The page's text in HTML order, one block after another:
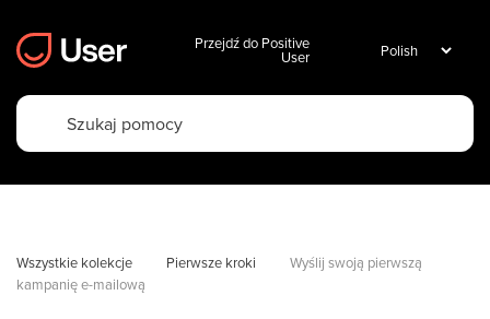
Przejdź do Positive
User
Wszystkie kolekcje Pierwsze kroki
Wyślij swoją pierwszą
kampanię e-mailową